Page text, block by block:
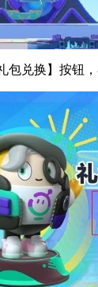
兑换】按钮